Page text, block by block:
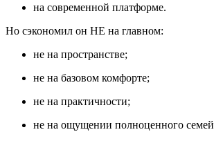
на современной платформе.
Но сэкономил он НЕ на главном:
не на пространстве;
не на базовом комфорте;
не на практичности;
не на ощущении полноценного